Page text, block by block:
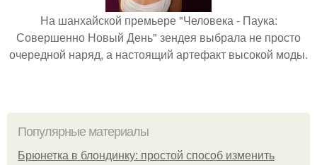
На шанхайской премьере "Человека - Паука:
Совершенно Новый День" зендея выбрала не просто
очередной наряд, а настоящий артефакт высокой моды.
Популярные материалы
Брюнетка в блондинку: простой способ изменить